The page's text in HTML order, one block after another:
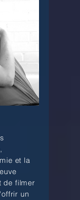
et la
de filmer
un